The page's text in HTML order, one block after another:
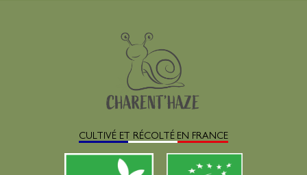
CULTIVÉ ET RÉCOLTÉ EN FRANCE